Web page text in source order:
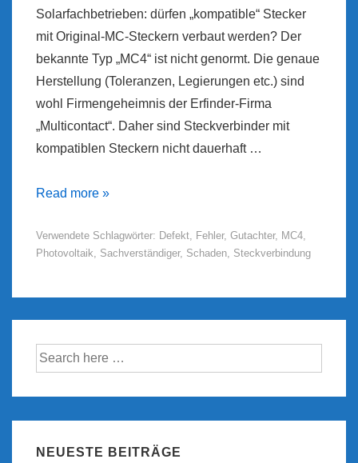
Solarfachbetrieben: dürfen „kompatible“ Stecker
mit Original-MC-Steckern verbaut werden? Der
bekannte Typ „MC4“ ist nicht genormt. Die genaue
Herstellung (Toleranzen, Legierungen etc.) sind
wohl Firmengeheimnis der Erfinder-Firma
„Multicontact“. Daher sind Steckverbinder mit
kompatiblen Steckern nicht dauerhaft …
MC4
Stecker
Read more »
Verwendete Schlagwörter: Defekt Fehler, Gutachter, MC4
Photovoltaik
Sachverständiger, Schaden Steckverbindung
Suche
NEUESTE BEITRÄGE